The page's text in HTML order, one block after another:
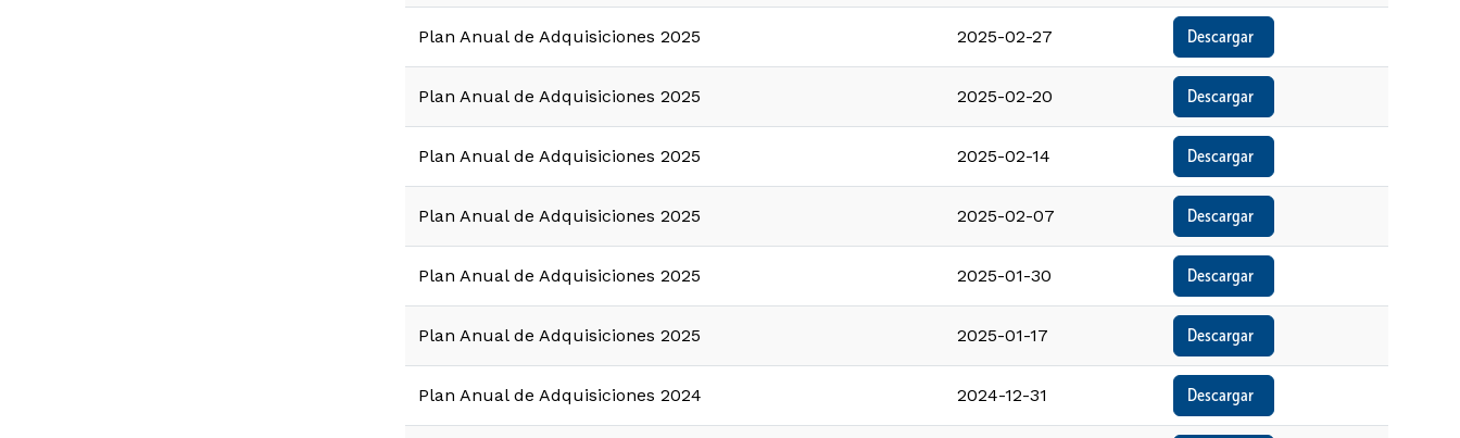
Plan Anual de Adquisiciones 2025 2025-02-27 Descargar
Plan Anual de Adquisiciones 2025 2025-02-20 Descargar
Plan Anual de Adquisiciones 2025 2025-02-14 Descargar
Plan Anual de Adquisiciones 2025 2025-02-07 Descargar
Plan Anual de Adquisiciones 2025 2025-01-30 Descargar
Plan Anual de Adquisiciones 2025 2025-01-17 Descargar
Plan Anual de Adquisiciones 2024 2024-12-31 Descargar